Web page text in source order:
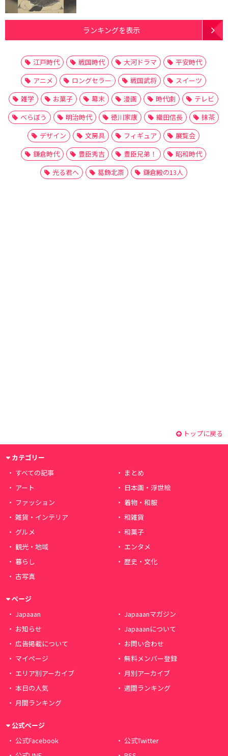
ランキングを表示
江戸時代 戦国時代 大河ドラマ
平安時代
アニメ
ロングセラー 戦国武将
スイーツ
雑学
お菓子 幕末 漫画 時代劇
テレビ
べらぼう
明治時代 徳川家康 織田信長
抹茶
デザイン
文房具 フィギュア
展覧会
鎌倉時代
豊臣秀吉 豊臣兄弟！
昭和時代
光る君へ
葛飾北斎 鎌倉殿の13人
トップに戻る
カテゴリー
すべての記事
まとめ
アート
日本画・浮世絵
ファッション
着物・和服
雑貨・インテリア
和雑貨
グルメ
和菓子
観光・地域
エンタメ
暮らし
歴史・文化
古写真
ページ
Japaaan
Japaaanマガジン
お知らせ
Japaaanについて
広告掲載について
お問い合わせ
マイページ
無料メンバー登録
エリア別アーカイブ
月別アーカイブ
本日の人気
週間ランキング
月間ランキング
公式ページ
公式Facebook
公式Twitter